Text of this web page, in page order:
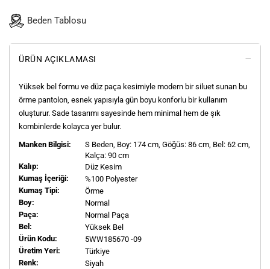
Beden Tablosu
ÜRÜN AÇIKLAMASI
Yüksek bel formu ve düz paça kesimiyle modern bir siluet sunan bu
örme pantolon, esnek yapısıyla gün boyu konforlu bir kullanım
oluşturur. Sade tasarımı sayesinde hem minimal hem de şık
kombinlerde kolayca yer bulur.
Manken Bilgisi:
S Beden, Boy: 174 cm, Göğüs: 86 cm, Bel: 62 cm,
Kalça: 90 cm
Kalıp:
Düz Kesim
Kumaş İçeriği:
%100 Polyester
Kumaş Tipi:
Örme
Boy:
Normal
Paça:
Normal Paça
Bel:
Yüksek Bel
Ürün Kodu:
5WW185670 -09
Üretim Yeri:
Türkiye
Renk:
Siyah